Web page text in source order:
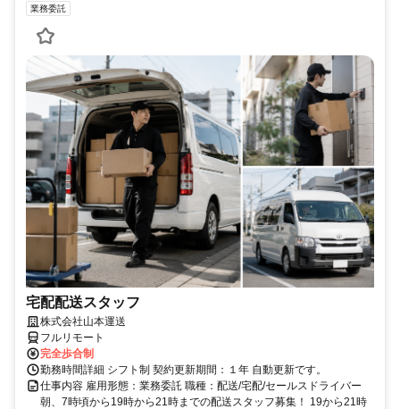
業務委託
宅配配送スタッフ
株式会社山本運送
フルリモート
完全歩合制
勤務時間詳細 シフト制 契約更新期間：１年 自動更新です。
仕事内容 雇用形態：業務委託 職種：配送/宅配/セールスドライバー
朝、7時頃から19時から21時までの配送スタッフ募集！ 19から21時